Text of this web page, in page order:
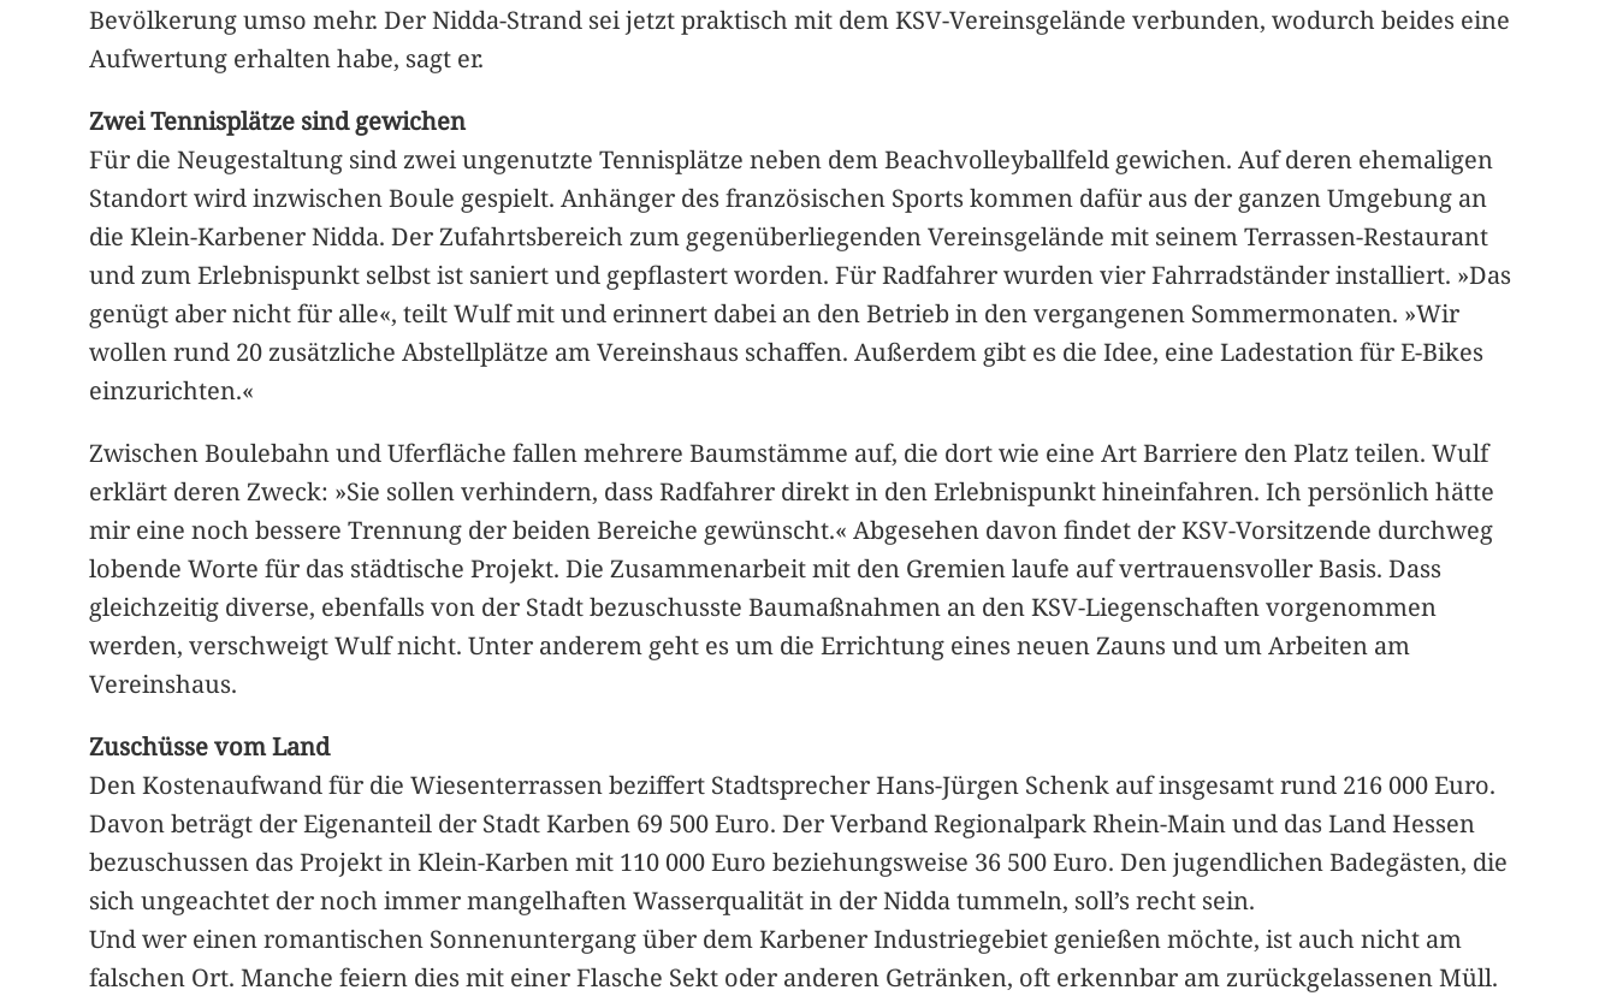
Bevölkerung umso mehr. Der Nidda-Strand sei jetzt praktisch mit dem KSV-Vereinsgelände verbunden, wodurch beides eine
Aufwertung erhalten habe, sagt er.
Zwei Tennisplätze sind gewichen
Für die Neugestaltung sind zwei ungenutzte Tennisplätze neben dem Beachvolleyballfeld gewichen. Auf deren ehemaligen
Standort wird inzwischen Boule gespielt. Anhänger des französischen Sports kommen dafür aus der ganzen Umgebung an
die Klein-Karbener Nidda. Der Zufahrtsbereich zum gegenüberliegenden Vereinsgelände mit seinem Terrassen-Restaurant
und zum Erlebnispunkt selbst ist saniert und gepflastert worden. Für Radfahrer wurden vier Fahrradständer installiert. »Das
genügt aber nicht für alle«, teilt Wulf mit und erinnert dabei an den Betrieb in den vergangenen Sommermonaten. »Wir
wollen rund 20 zusätzliche Abstellplätze am Vereinshaus schaffen. Außerdem gibt es die Idee, eine Ladestation für E-Bikes
einzurichten.«
Zwischen Boulebahn und Uferfläche fallen mehrere Baumstämme auf, die dort wie eine Art Barriere den Platz teilen. Wulf
erklärt deren Zweck: »Sie sollen verhindern, dass Radfahrer direkt in den Erlebnispunkt hineinfahren. Ich persönlich hätte
mir eine noch bessere Trennung der beiden Bereiche gewünscht.« Abgesehen davon findet der KSV-Vorsitzende durchweg
lobende Worte für das städtische Projekt. Die Zusammenarbeit mit den Gremien laufe auf vertrauensvoller Basis. Dass
gleichzeitig diverse, ebenfalls von der Stadt bezuschusste Baumaßnahmen an den KSV-Liegenschaften vorgenommen
werden, verschweigt Wulf nicht. Unter anderem geht es um die Errichtung eines neuen Zauns und um Arbeiten am
Vereinshaus.
Zuschüsse vom Land
Den Kostenaufwand für die Wiesenterrassen beziffert Stadtsprecher Hans-Jürgen Schenk auf insgesamt rund 216 000 Euro.
Davon beträgt der Eigenanteil der Stadt Karben 69 500 Euro. Der Verband Regionalpark Rhein-Main und das Land Hessen
bezuschussen das Projekt in Klein-Karben mit 110 000 Euro beziehungsweise 36 500 Euro. Den jugendlichen Badegästen, die
sich ungeachtet der noch immer mangelhaften Wasserqualität in der Nidda tummeln, soll’s recht sein.
Und wer einen romantischen Sonnenuntergang über dem Karbener Industriegebiet genießen möchte, ist auch nicht am
falschen Ort. Manche feiern dies mit einer Flasche Sekt oder anderen Getränken, oft erkennbar am zurückgelassenen Müll.